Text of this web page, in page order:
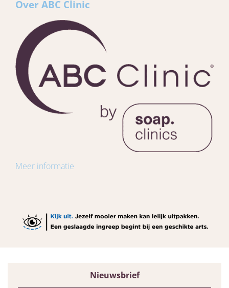
Over ABC Clinic
Meer informatie
Nieuwsbrief